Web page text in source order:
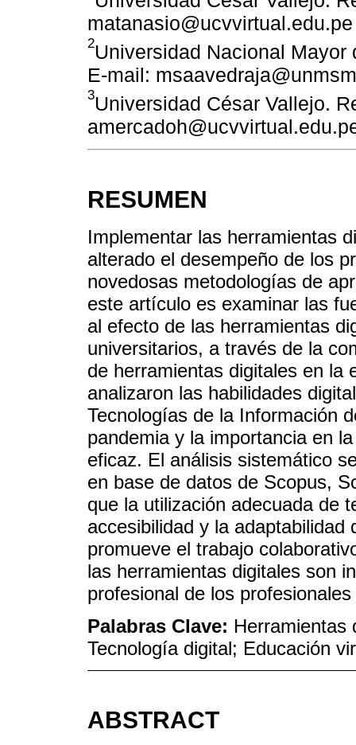
matanasio@ucvvirtual.edu.pe
2Universidad Nacional
E-mail:
3Universidad César Vallejo.
RESUMEN
Implementar las herramientas
alterado el desempeño de los
novedosas metodologías de
este artículo es examinar las
al efecto de las herramientas
universitarios, a través de la
de herramientas digitales en la
analizaron las habilidades
Tecnologías de la Información
pandemia y la importancia en
eficaz. El análisis sistemático
en base de datos de Scopus,
que la utilización adecuada de
accesibilidad y la adaptabilidad
promueve el trabajo
las herramientas digitales son
profesional de los
Palabras Clave: Herramientas
Tecnología digital; Educación
ABSTRACT